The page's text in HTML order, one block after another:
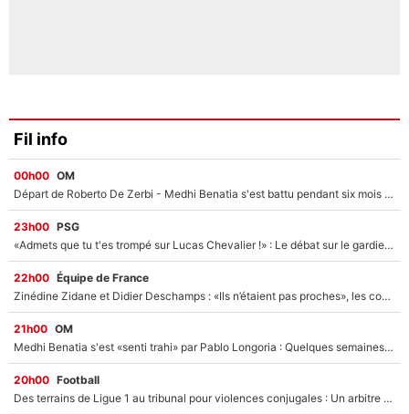
Fil info
00h00 OM
Départ de Roberto De Zerbi - Medhi Benatia s'est battu pendant six mois pour le retenir à l'OM, le PSG a été le naufrage de trop : «Je pars avec toi»
23h00 PSG
«Admets que tu t'es trompé sur Lucas Chevalier !» : Le débat sur le gardien du PSG vire au clash à l'After Foot
22h00 Équipe de France
Zinédine Zidane et Didier Deschamps : «Ils n’étaient pas proches», les confidences d’un membre de l’équipe de France 1998 sur leur relation spéciale
21h00 OM
Medhi Benatia s'est «senti trahi» par Pablo Longoria : Quelques semaines après son départ, l'ancien directeur de football de l'OM règle ses comptes
20h00 Football
Des terrains de Ligue 1 au tribunal pour violences conjugales : Un arbitre français encourt une peine de 18 mois de prison !